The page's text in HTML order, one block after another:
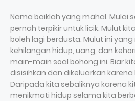
Nama baiklah yang mahal. Mulai
pernah terpikir untuk licik. Mulut
boleh lagi berdusta. Mulut ini
kehilangan hidup, uang, dan
main-main soal bohong ini. Biar
disisihkan dan dikeluarkan karena
Daripada kita sebaliknya karena
menikmati hidup selama kita